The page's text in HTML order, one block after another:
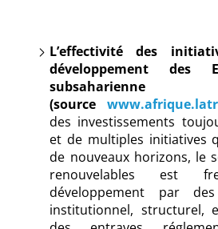
L’effectivité des
développement des
subsaharienne
(source
des investissements
et de multiples initiatives
de nouveaux horizons, le
renouvelables est
développement par
institutionnel, structurel,